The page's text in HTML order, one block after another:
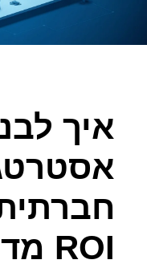
איך
ROI מדיד ב-2025